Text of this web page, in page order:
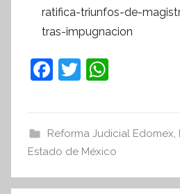
ratifica-triunfos-de-
tras-impugnacion
F
e
b
o
T
er s
A
p
Reforma Judicial Edomex
Estado de México